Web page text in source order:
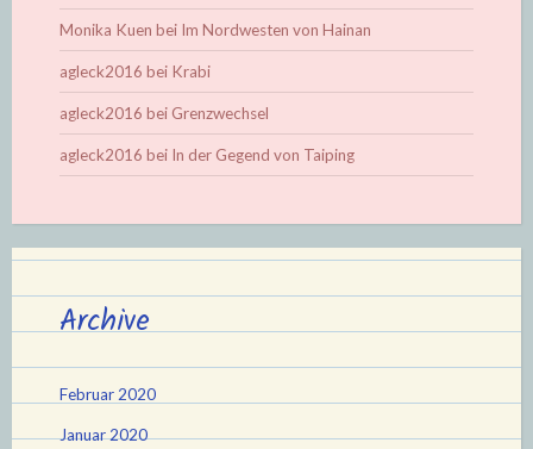
Monika Kuen bei Im Nordwesten von Hainan
agleck2016 bei Krabi
agleck2016 bei Grenzwechsel
agleck2016 bei In der Gegend von Taiping
Archive
Februar 2020
Januar 2020